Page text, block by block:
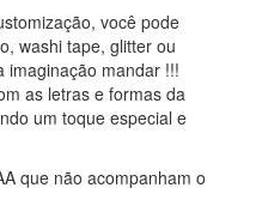
você pode
washi tape, glitter ou
imaginação mandar !!!
as letras e formas da
um toque especial e
que não acompanham o